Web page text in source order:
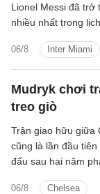
06/8 Inter Miami
Lionel Messi đã trở
nhiều nhất trong
Mudryk chơi
treo giò
06/8 Chelsea
Trận giao hữu giữa
cũng là lần đầu
đấu sau hai năm